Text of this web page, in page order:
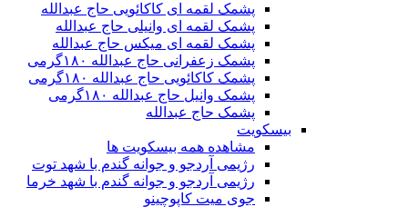
پشمک لقمه ای کاکائویی حاج عبدالله
پشمک لقمه ای وانیلی حاج عبدالله
پشمک لقمه ای میکس حاج عبدالله
پشمک زعفرانی حاج عبدالله ۱۸۰گرمی
پشمک کاکائویی حاج عبدالله ۱۸۰گرمی
پشمک وانیل حاج عبدالله ۱۸۰گرمی
پشمک حاج عبدالله
بیسکویت
مشاهده همه بیسکویت ها
رژیمی آردجو و جوانه گندم با شهد توت
رژیمی آردجو و جوانه گندم با شهد خرما
جوی میت کاپوچینو